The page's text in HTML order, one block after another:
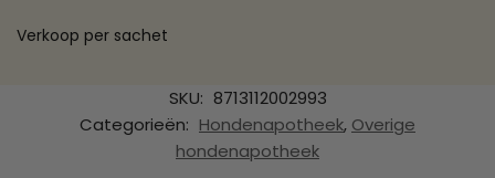
Verkoop per sachet
SKU: 8713112002993
Categorieën: Hondenapotheek, Overige
hondenapotheek